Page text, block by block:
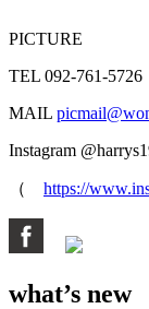
PICTURE
TEL 092-761-5726
MAIL
Instagram
（ https://
what’s new